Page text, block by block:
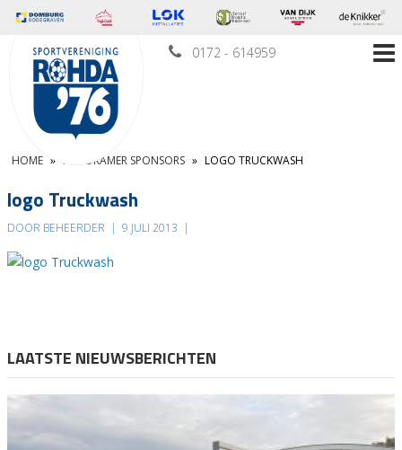
0172 - 614959
HOME » KLEEDKAMER SPONSORS » LOGO TRUCKWASH
logo Truckwash
DOOR BEHEERDER | 9 JULI 2013 |
LAATSTE NIEUWSBERICHTEN